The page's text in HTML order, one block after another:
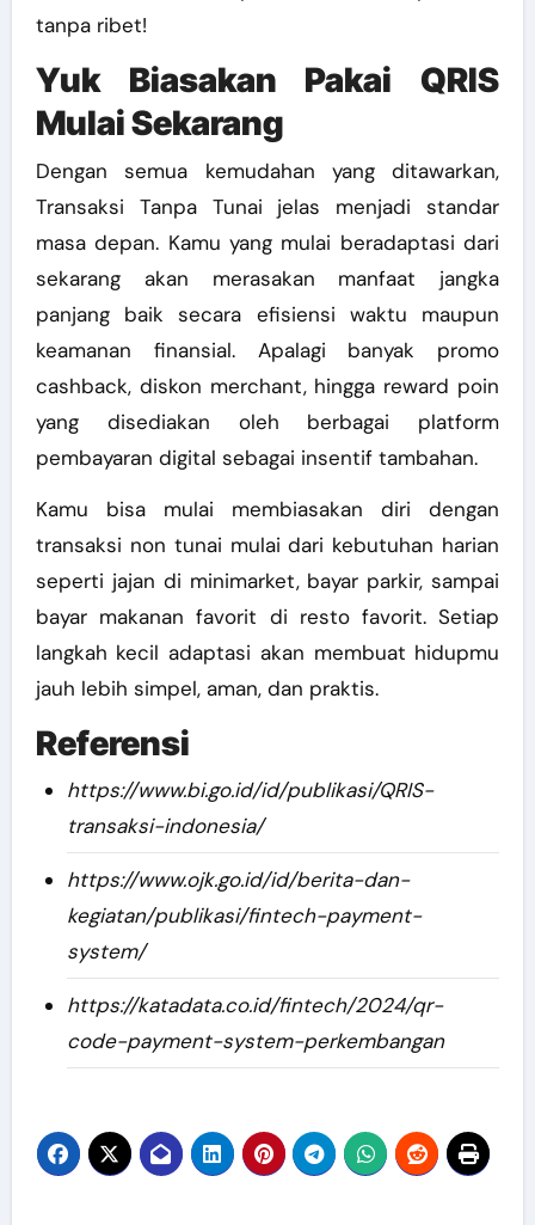
tanpa ribet!
Yuk Biasakan Pakai QRIS
Mulai Sekarang
Dengan semua kemudahan yang ditawarkan,
Transaksi Tanpa Tunai jelas menjadi standar
masa depan. Kamu yang mulai beradaptasi dari
sekarang akan merasakan manfaat jangka
panjang baik secara efisiensi waktu maupun
keamanan finansial. Apalagi banyak promo
cashback, diskon merchant, hingga reward poin
yang disediakan oleh berbagai platform
pembayaran digital sebagai insentif tambahan.
Kamu bisa mulai membiasakan diri dengan
transaksi non tunai mulai dari kebutuhan harian
seperti jajan di minimarket, bayar parkir, sampai
bayar makanan favorit di resto favorit. Setiap
langkah kecil adaptasi akan membuat hidupmu
jauh lebih simpel, aman, dan praktis.
Referensi
https://www.bi.go.id/id/publikasi/QRIS-
transaksi-indonesia/
https://www.ojk.go.id/id/berita-dan-
kegiatan/publikasi/fintech-payment-
system/
https://katadata.co.id/fintech/2024/qr-
code-payment-system-perkembangan